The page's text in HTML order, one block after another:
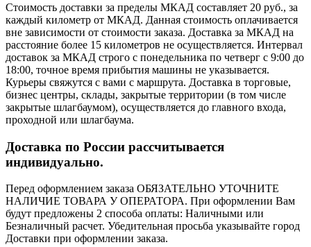
Стоимость доставки за пределы МКАД составляет 20 руб., за
каждый километр от МКАД. Данная стоимость оплачивается
вне зависимости от стоимости заказа. Доставка за МКАД на
расстояние более 15 километров не осуществляется. Интервал
доставок за МКАД строго с понедельника по четверг с 9:00 до
18:00, точное время прибытия машины не указывается.
Курьеры свяжутся с вами с маршрута. Доставка в торговые,
бизнес центры, склады, закрытые территории (в том числе
закрытые шлагбаумом), осуществляется до главного входа,
проходной или шлагбаума.
Доставка по России рассчитывается
индивидуально.
Перед оформлением заказа ОБЯЗАТЕЛЬНО УТОЧНИТЕ
НАЛИЧИЕ ТОВАРА У ОПЕРАТОРА. При оформлении Вам
будут предложены 2 способа оплаты: Наличными или
Безналичный расчет. Убедительная просьба указывайте город
Доставки при оформлении заказа.